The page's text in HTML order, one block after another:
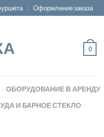
Оформление заказа
0
/ ОБОРУДОВАНИЕ В АРЕНДУ
И БАРНОЕ СТЕКЛО /